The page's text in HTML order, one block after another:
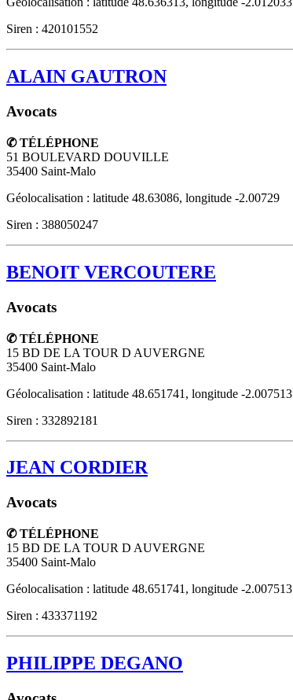
Siren : 420101552
ALAIN GAUTRON
Avocats
✆ TÉLÉPHONE
51 BOULEVARD DOUVILLE
35400 Saint-Malo
Géolocalisation : latitude 48.63086, longitude -2.00729
Siren : 388050247
BENOIT VERCOUTERE
Avocats
✆ TÉLÉPHONE
15 BD DE LA TOUR D AUVERGNE
35400 Saint-Malo
Géolocalisation : latitude 48.651741, longitude -2.007513
Siren : 332892181
JEAN CORDIER
Avocats
✆ TÉLÉPHONE
15 BD DE LA TOUR D AUVERGNE
35400 Saint-Malo
Géolocalisation : latitude 48.651741, longitude -2.007513
Siren : 433371192
PHILIPPE DEGANO